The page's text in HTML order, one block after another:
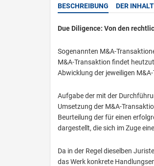
BESCHREIBUNG DER
Due Diligence: Von den
Sogenannten M&A-
M&A-Transaktion findet
Abwicklung der jeweiligen
Aufgabe der mit der
Umsetzung der M&A-
Beurteilung der für einen
dargestellt, die sich im Zuge
Da in der Regel dieselben
das Werk konkrete